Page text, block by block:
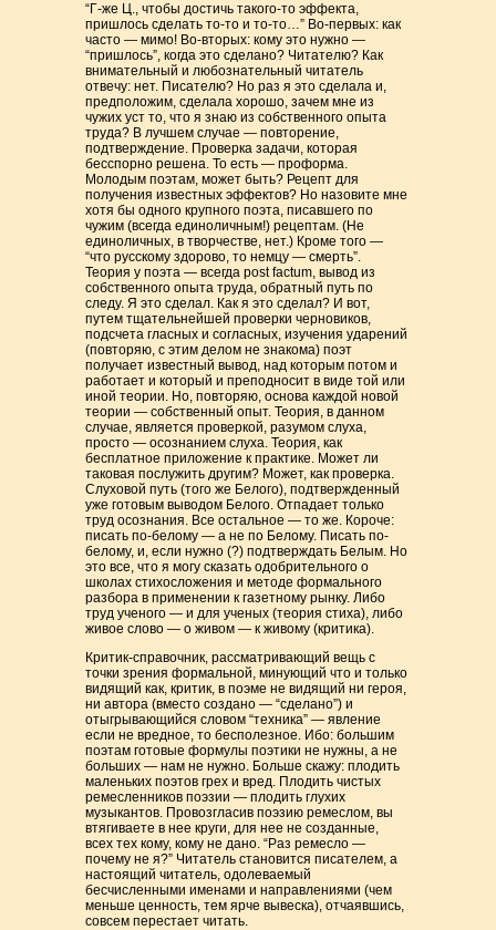
“Г-же Ц., чтобы достичь такого-то эффекта,
пришлось сделать то-то и то-то…” Во-первых: как
часто — мимо! Во-вторых: кому это нужно —
“пришлось”, когда это сделано? Читателю? Как
внимательный и любознательный читатель
отвечу: нет. Писателю? Но раз я это сделала и,
предположим, сделала хорошо, зачем мне из
чужих уст то, что я знаю из собственного опыта
труда? В лучшем случае — повторение,
подтверждение. Проверка задачи, которая
бесспорно решена. То есть — проформа.
Молодым поэтам, может быть? Рецепт для
получения известных эффектов? Но назовите мне
хотя бы одного крупного поэта, писавшего по
чужим (всегда единоличным!) рецептам. (Не
единоличных, в творчестве, нет.) Кроме того —
“что русскому здорово, то немцу — смерть”.
Теория у поэта — всегда post factum, вывод из
собственного опыта труда, обратный путь по
следу. Я это сделал. Как я это сделал? И вот,
путем тщательнейшей проверки черновиков,
подсчета гласных и согласных, изучения ударений
(повторяю, с этим делом не знакома) поэт
получает известный вывод, над которым потом и
работает и который и преподносит в виде той или
иной теории. Но, повторяю, основа каждой новой
теории — собственный опыт. Теория, в данном
случае, является проверкой, разумом слуха,
просто — осознанием слуха. Теория, как
бесплатное приложение к практике. Может ли
таковая послужить другим? Может, как проверка.
Слуховой путь (того же Белого), подтвержденный
уже готовым выводом Белого. Отпадает только
труд осознания. Все остальное — то же. Короче:
писать по-белому — а не по Белому. Писать по-
белому, и, если нужно (?) подтверждать Белым. Но
это все, что я могу сказать одобрительного о
школах стихосложения и методе формального
разбора в применении к газетному рынку. Либо
труд ученого — и для ученых (теория стиха), либо
живое слово — о живом — к живому (критика).
Критик-справочник, рассматривающий вещь с
точки зрения формальной, минующий что и только
видящий как, критик, в поэме не видящий ни героя,
ни автора (вместо создано — “сделано”) и
отыгрывающийся словом “техника” — явление
если не вредное, то бесполезное. Ибо: большим
поэтам готовые формулы поэтики не нужны, а не
больших — нам не нужно. Больше скажу: плодить
маленьких поэтов грех и вред. Плодить чистых
ремесленников поэзии — плодить глухих
музыкантов. Провозгласив поэзию ремеслом, вы
втягиваете в нее круги, для нее не созданные,
всех тех кому, кому не дано. “Раз ремесло —
почему не я?” Читатель становится писателем, а
настоящий читатель, одолеваемый
бесчисленными именами и направлениями (чем
меньше ценность, тем ярче вывеска), отчаявшись,
совсем перестает читать.